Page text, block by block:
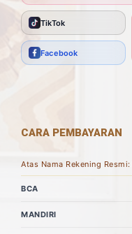
TikTok
Facebook
CARA PEMBAYARAN
Atas Nama Rekening Resmi:
BCA
MANDIRI